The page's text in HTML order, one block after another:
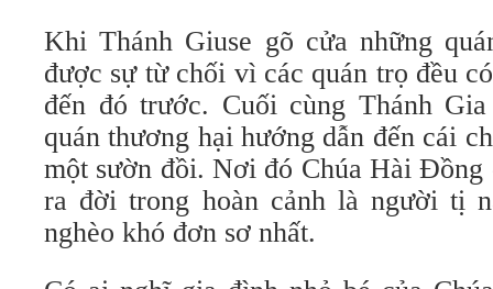
Khi Thánh Giuse gõ cửa những
được sự từ chối vì các quán trọ đều
đến đó trước. Cuối cùng Thánh
quán thương hại hướng dẫn đến cái
một sườn đồi. Nơi đó Chúa Hài Đồng
ra đời trong hoàn cảnh là người tị
nghèo khó đơn sơ nhất.